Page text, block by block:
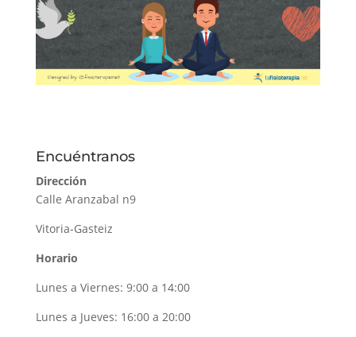
Encuéntranos
Dirección
Calle Aranzabal n9
Vitoria-Gasteiz
Horario
Lunes a Viernes: 9:00 a 14:00
Lunes a Jueves: 16:00 a 20:00